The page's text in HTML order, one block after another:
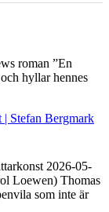
roman ”En
hyllar hennes
Stefan Bergmark
2026-05-
Loewen) Thomas
som inte är